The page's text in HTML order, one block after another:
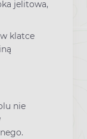
jelitowa,
klatce
nie